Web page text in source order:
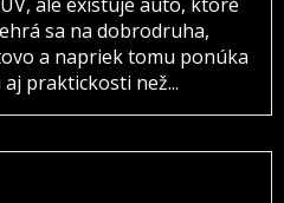
sa na dobrodruha,
a napriek tomu ponúka
praktickosti než...